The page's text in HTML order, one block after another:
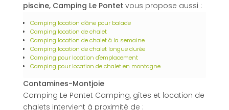
piscine, Camping Le Pontet vous propose aussi :
Camping location d'âne pour balade
Camping location de chalet
Camping location de chalet à la semaine
Camping location de chalet longue durée
Camping pour location d'emplacement
Camping pour location de chalet en montagne
Contamines-Montjoie
Camping Le Pontet Camping, gîtes et location de
chalets intervient à proximité de :